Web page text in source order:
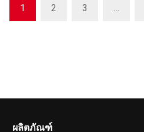
1 2 3 …
ผลิตภัณฑ์